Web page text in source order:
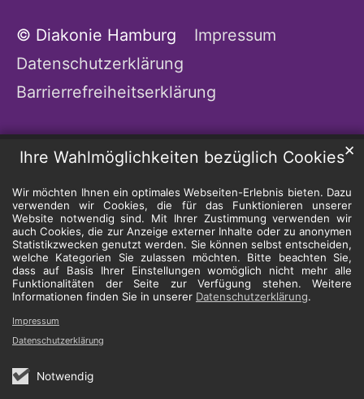
Ihre Wahlmöglichkeiten bezüglich Cookies
Wir möchten Ihnen ein optimales Webseiten-Erlebnis bieten. Dazu
verwenden wir Cookies, die für das Funktionieren unserer
Website notwendig sind. Mit Ihrer Zustimmung verwenden wir
auch Cookies, die zur Anzeige externer Inhalte oder zu anonymen
Statistikzwecken genutzt werden. Sie können selbst entscheiden,
welche Kategorien Sie zulassen möchten. Bitte beachten Sie,
dass auf Basis Ihrer Einstellungen womöglich nicht mehr alle
Funktionalitäten der Seite zur Verfügung stehen. Weitere
Informationen finden Sie in unserer Datenschutzerklärung.
Notwendig
✕
Impressum
Datenschutzerklärung
© Diakonie Hamburg
Impressum
Datenschutzerklärung
Barrierrefreiheitserklärung